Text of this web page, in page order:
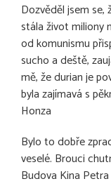
Dozvěděl jsem
stála život miliony
od komunismu
sucho a deště,
mě, že durian je
byla zajímavá s
Honza
Bylo to dobře
veselé. Brouci
Budova Kina